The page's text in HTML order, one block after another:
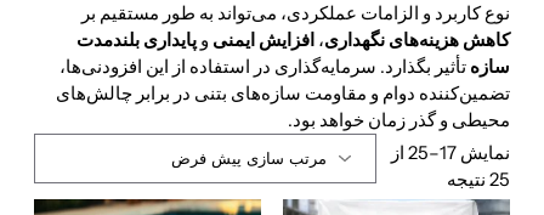
نوع کاربرد و الزامات عملکردی، می‌تواند به طور مستقیم بر
کاهش هزینه‌های نگهداری، افزایش ایمنی و پایداری بلندمدت
سازه تأثیر بگذارد. سرمایه‌گذاری در استفاده از این افزودنی‌ها،
تضمین‌کننده دوام و مقاومت سازه‌های بتنی در برابر چالش‌های
محیطی و گذر زمان خواهد بود.
نمایش 17–25 از
25 نتیجه